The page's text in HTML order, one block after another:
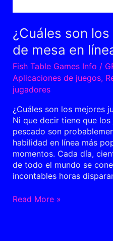
¿Cuáles son
de mesa en
Fish Table Games Info /
Aplicaciones de juegos,
jugadores
¿Cuáles son los mejores
Ni que decir tiene que
pescado son
habilidad en línea más
momentos. Cada día,
de todo el mundo se
incontables horas
Read More »